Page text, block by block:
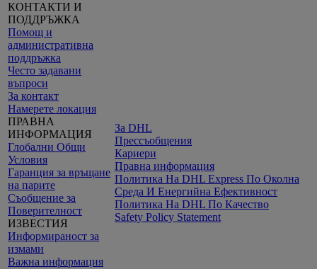
КОНТАКТИ И
ПОДДРЪЖКА
Помощ и
административна
поддръжка
Често задавани
въпроси
За контакт
Намерете локация
ПРАВНА
ИНФОРМАЦИЯ
Глобални Общи
Условия
Гаранция за връщане
на парите
Съобщение за
Поверителност
ИЗВЕСТИЯ
Информираност за
измами
Важна информация
За DHL
Прессъобщения
Кариери
Правна информация
Политика На DHL Express По Околна
Среда И Енергийна Ефективност
Политика На DHL По Качество
Safety Policy Statement